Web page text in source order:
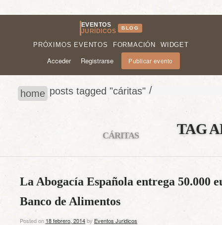
EVENTOS
JURÍDICOS
BLOG
PRÓXIMOS EVENTOS FORMACIÓN WIDGET
Acceder Registrarse Publicar evento
home /
posts tagged "cáritas"
TAG
CÁRITAS
La Abogacía Española entrega 50.000
Banco de Alimentos
Posted on 18 febrero, 2014by Eventos Juridicos